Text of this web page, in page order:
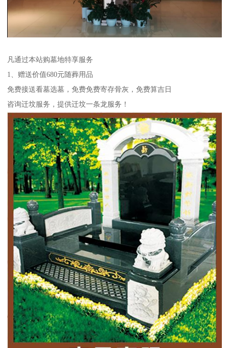
凡通过本站购墓地特享服务
1、赠送价值680元随葬用品
免费接送看墓选墓，免费免费寄存骨灰，免费算吉日
咨询迁坟服务，提供迁坟一条龙服务！